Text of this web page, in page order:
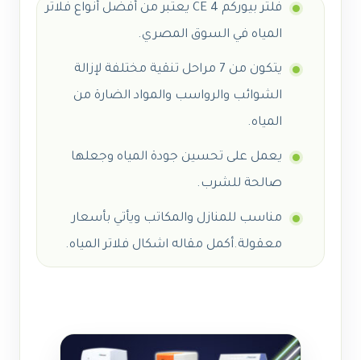
فلتر بيوركم CE 4 يعتبر من أفضل أنواع فلاتر
المياه في السوق المصري.
يتكون من 7 مراحل تنقية مختلفة لإزالة
الشوائب والرواسب والمواد الضارة من
المياه.
يعمل على تحسين جودة المياه وجعلها
صالحة للشرب.
مناسب للمنازل والمكاتب ويأتي بأسعار
معقولة.أكمل مقاله اشكال فلاتر المياه.